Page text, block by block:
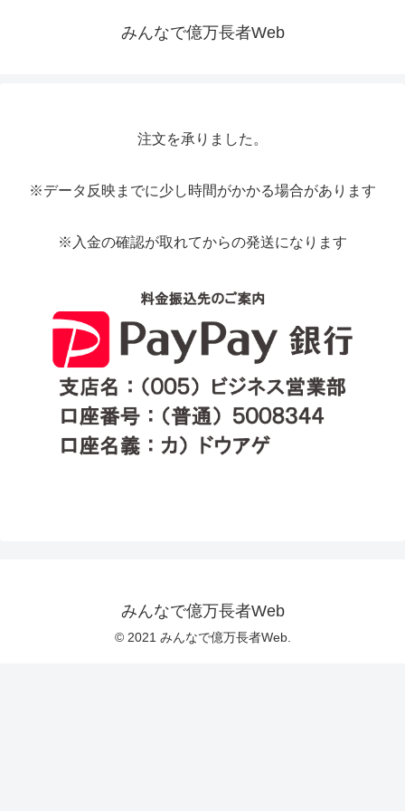
みんなで億万長者Web
注文を承りました。
※データ反映までに少し時間がかかる場合があります
※入金の確認が取れてからの発送になります
みんなで億万長者Web
© 2021 みんなで億万長者Web.